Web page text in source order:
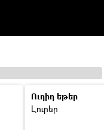
Ուղիղ եթեր
Լուրեր